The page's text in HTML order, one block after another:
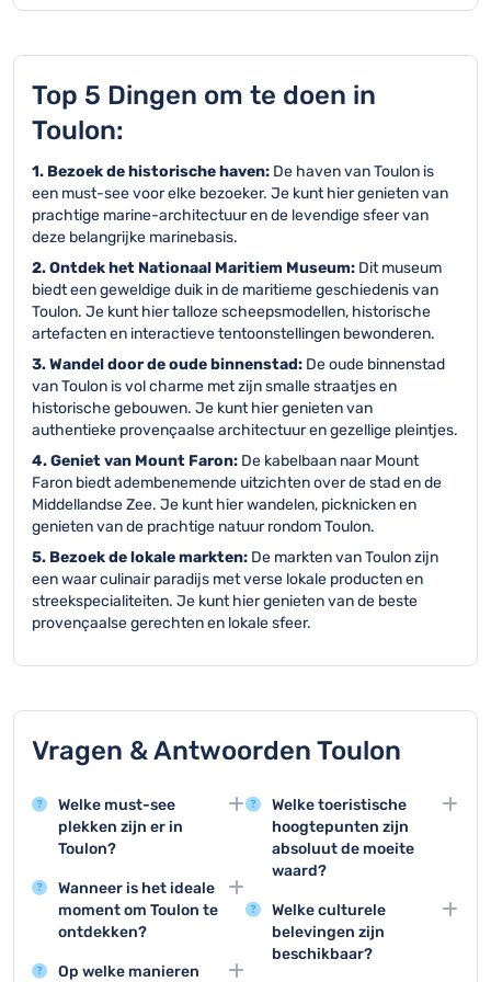
Top 5 Dingen om te doen in
Toulon:
1. Bezoek de historische haven: De haven van Toulon is
een must-see voor elke bezoeker. Je kunt hier genieten van
prachtige marine-architectuur en de levendige sfeer van
deze belangrijke marinebasis.
2. Ontdek het Nationaal Maritiem Museum: Dit museum
biedt een geweldige duik in de maritieme geschiedenis van
Toulon. Je kunt hier talloze scheepsmodellen, historische
artefacten en interactieve tentoonstellingen bewonderen.
3. Wandel door de oude binnenstad: De oude binnenstad
van Toulon is vol charme met zijn smalle straatjes en
historische gebouwen. Je kunt hier genieten van
authentieke provençaalse architectuur en gezellige pleintjes.
4. Geniet van Mount Faron: De kabelbaan naar Mount
Faron biedt adembenemende uitzichten over de stad en de
Middellandse Zee. Je kunt hier wandelen, picknicken en
genieten van de prachtige natuur rondom Toulon.
5. Bezoek de lokale markten: De markten van Toulon zijn
een waar culinair paradijs met verse lokale producten en
streekspecialiteiten. Je kunt hier genieten van de beste
provençaalse gerechten en lokale sfeer.
Vragen & Antwoorden Toulon
Welke must-see
plekken zijn er in
Toulon?
Toulon beschikt over
geweldige
bezienswaardigheden
haven, het Marine
Wanneer is het ideale
moment om Toulon te
ontdekken?
De beste periode voor
Op welke manieren
Welke toeristische
hoogtepunten zijn
absoluut de moeite
waard?
De top 3 activiteiten zijn
een rondvaart in de
haven, bezoek aan het
Welke culturele
belevingen zijn
beschikbaar?